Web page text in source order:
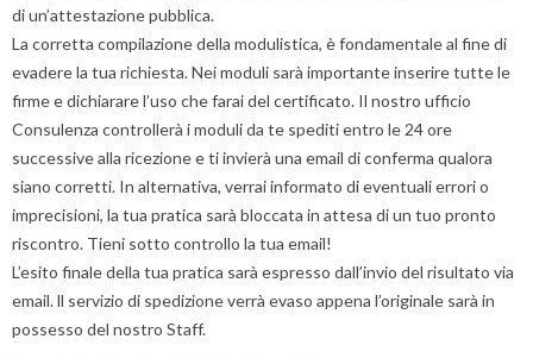
di un’attestazione pubblica.
La corretta compilazione della modulistica, è fondamentale al fine di
evadere la tua richiesta. Nei moduli sarà importante inserire tutte le
firme e dichiarare l’uso che farai del certificato. Il nostro ufficio
Consulenza controllerà i moduli da te spediti entro le 24 ore
successive alla ricezione e ti invierà una email di conferma qualora
siano corretti. In alternativa, verrai informato di eventuali errori o
imprecisioni, la tua pratica sarà bloccata in attesa di un tuo pronto
riscontro. Tieni sotto controllo la tua email!
L’esito finale della tua pratica sarà espresso dall’invio del risultato via
email. ll servizio di spedizione verrà evaso appena l’originale sarà in
possesso del nostro Staff.